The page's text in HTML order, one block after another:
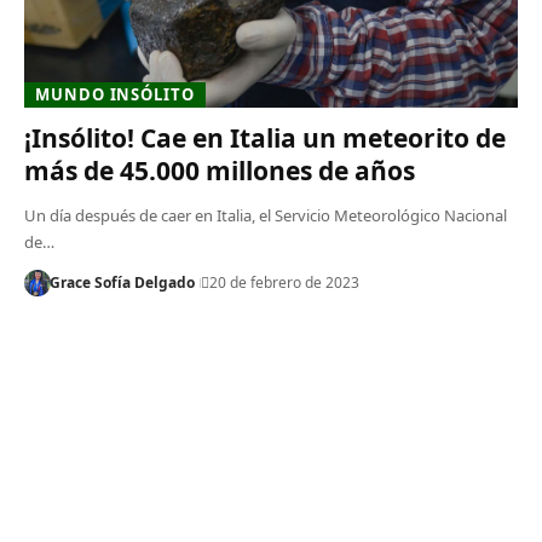
MUNDO INSÓLITO
¡Insólito! Cae en Italia un meteorito de
más de 45.000 millones de años
Un día después de caer en Italia, el Servicio Meteorológico Nacional
de…
Grace Sofía Delgado 20 de febrero de 2023